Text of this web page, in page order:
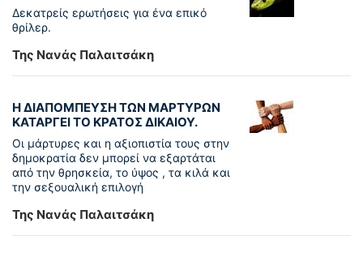
Δεκατρείς ερωτήσεις για ένα επικό
θρίλερ.
Της Νανάς Παλαιτσάκη
Η ΔΙΑΠΟΜΠΕΥΣΗ ΤΩΝ ΜΑΡΤΥΡΩΝ
ΚΑΤΑΡΓΕΙ ΤΟ ΚΡΑΤΟΣ ΔΙΚΑΙΟΥ.
Οι μάρτυρες και η αξιοπιστία τους στην
δημοκρατία δεν μπορεί να εξαρτάται
από την θρησκεία, το ύψος , τα κιλά και
την σεξουαλική επιλογή
Της Νανάς Παλαιτσάκη